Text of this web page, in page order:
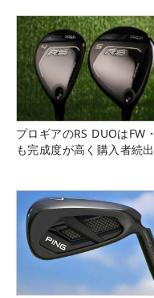
プロギアのRS DUOはFW
も完成度が高く購入者続出